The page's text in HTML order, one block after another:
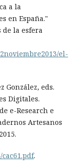
a la
en España."
la esfera
el-
González, eds.
Digitales.
e-Research e
Artesanos
.